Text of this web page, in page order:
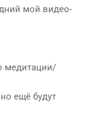
мой видео-
медитации/
ещё будут